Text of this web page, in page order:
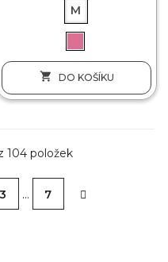
M
 DO KOŠÍKU
104 položek
3 … 7